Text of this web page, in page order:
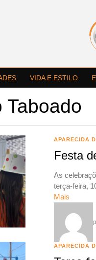
VIDA E ESTILO
Taboado
APARECIDA
Festa
As
terça-feira,
Mais
APARECIDA